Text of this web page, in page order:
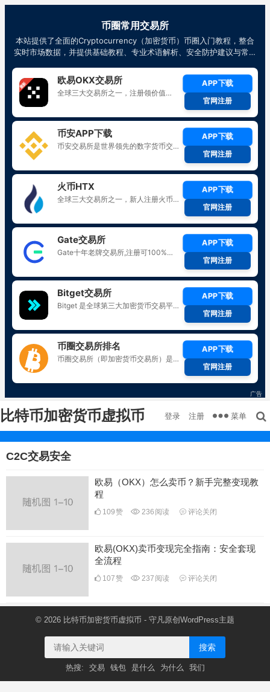
比特币加密货币虚拟币 登录 注册 菜单
C2C交易安全
欧易（OKX）怎么卖币？新手完整变现教
程
109赞 236 阅读 评论关闭
欧易(OKX)卖币变现完全指南：安全套现
全流程
107赞 237 阅读 评论关闭
© 2026 比特币加密货币虚拟币 - 守凡原创 WordPress主题
搜索
热搜: 交易 钱包 是什么 为什么 我们